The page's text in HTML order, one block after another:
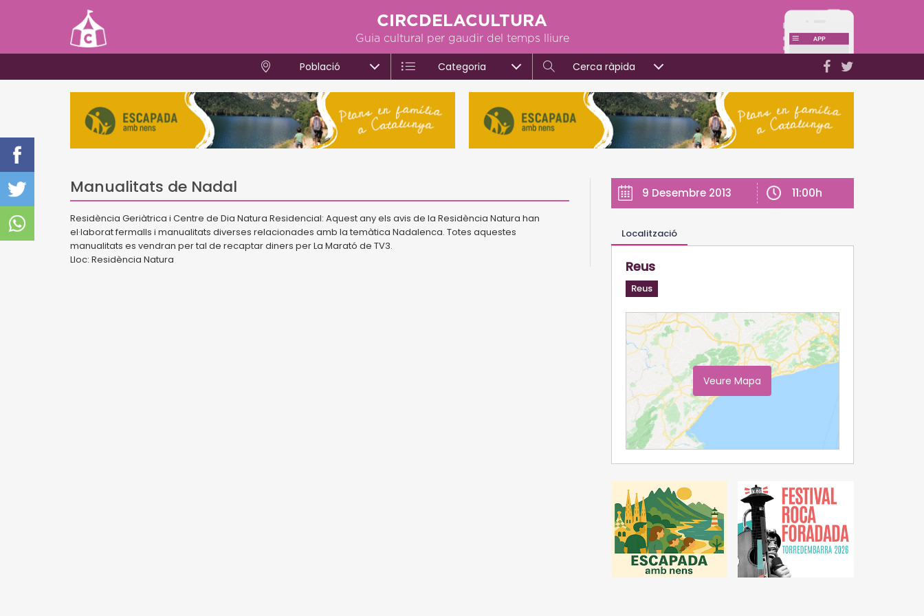
CIRCDELACULTURA
Guia cultural per gaudir del temps lliure
Població Categoria Cerca ràpida
Manualitats de Nadal
Residència Geriàtrica i Centre de Dia Natura Residencial: Aquest any els avis de la Residència Natura han
el·laborat fermalls i manualitats diverses relacionades amb la temàtica Nadalenca. Totes aquestes
manualitats es vendran per tal de recaptar diners per La Marató de TV3.
Lloc: Residència Natura
9 Desembre 2013 11:00h
Localització
Reus
Reus
Veure Mapa